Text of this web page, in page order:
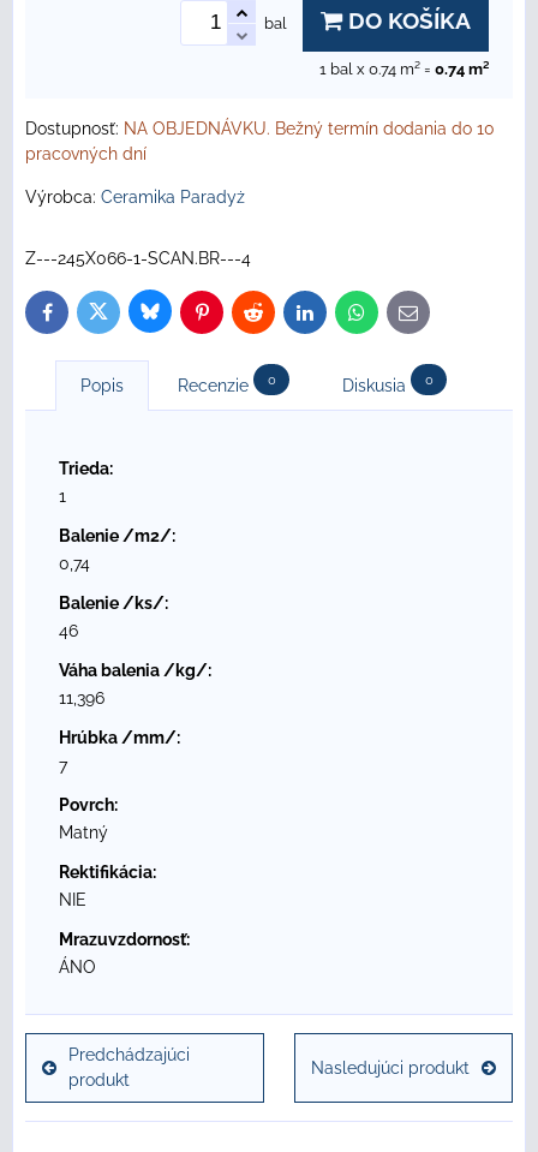
bal DO KOŠÍKA
1 bal x 0.74 m² = 0.74 m²
Dostupnosť: NA OBJEDNÁVKU. Bežný termín dodania do 10
pracovných dní
Výrobca: Ceramika Paradyż
Z---245X066-1-SCAN.BR---4
FacebookTwitterBlueskyPinterestReddit LinkedInWhatsApp
E-
mail
Popis Recenzie 0 Diskusia 0
Trieda:
1
Balenie /m2/:
0,74
Balenie /ks/:
46
Váha balenia /kg/:
11,396
Hrúbka /mm/:
7
Povrch:
Matný
Rektifikácia:
NIE
Mrazuvzdornosť:
ÁNO
Predchádzajúci
produkt
Nasledujúci produkt